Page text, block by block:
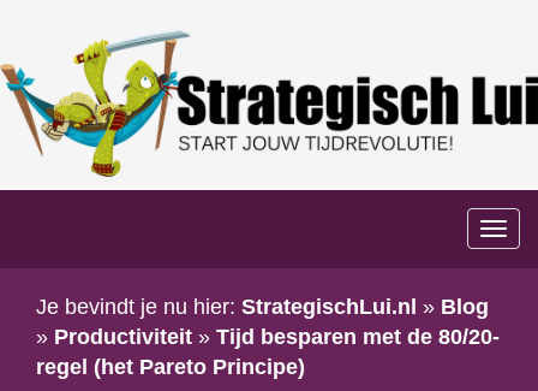
Je bevindt je nu hier: StrategischLui.nl » Blog
» Productiviteit » Tijd besparen met de 80/20-
regel (het Pareto Principe)